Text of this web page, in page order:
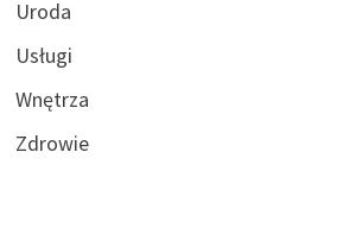
Uroda
Usługi
Wnętrza
Zdrowie